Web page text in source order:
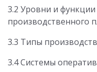
3.2 Уровни и
производственного
3.3 Типы
3.4 Системы